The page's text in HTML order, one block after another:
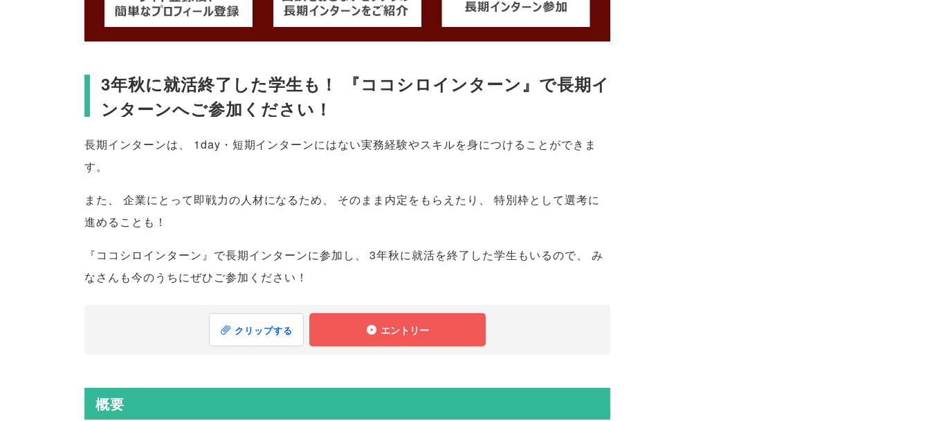
3年秋に就活終了した学生も！ 『ココシロインターン』で長期イ
ンターンへご参加ください！
長期インターンは、
1day・短期インターンにはない実務経験やスキルを身につけることができま
す。
また 、 企業にとって即戦力の人材になるため、 そのまま内定をもらえたり 、
特別枠として選考に
進めることも！
『ココシロインターン』で長期インターンに参加し 、 3年秋に就活を終了した学生もいるので、
み
なさんも今のうちにぜひご参加ください！
クリップする エントリー
概要